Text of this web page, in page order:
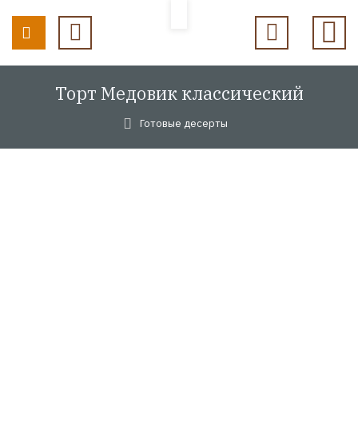
Торт Медовик классический
Готовые десерты